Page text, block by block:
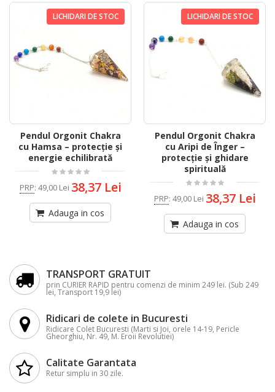
LICHIDARI DE STOC
Pendul Orgonit Chakra
cu Hamsa – protecție și
energie echilibrată
PRP: 49,00 Lei 38,37 Lei
Adauga in cos
LICHIDARI DE STOC
Pendul Orgonit Chakra
cu Aripi de Înger –
protecție și ghidare
spirituală
PRP: 49,00 Lei 38,37 Lei
Adauga in cos
TRANSPORT GRATUIT
prin CURIER RAPID pentru comenzi de minim 249 lei. (Sub 249
lei, Transport 19,9 lei)
Ridicari de colete in Bucuresti
Ridicare Colet Bucuresti (Marti si Joi, orele 14-19, Pericle
Gheorghiu, Nr. 49, M. Eroii Revolutiei)
Calitate Garantata
Retur simplu in 30 zile.